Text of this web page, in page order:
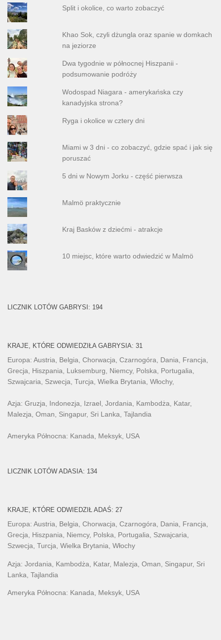
Split i okolice, co warto zobaczyć
Khao Sok, czyli dżungla oraz spanie w domkach
na jeziorze
Dwa tygodnie w północnej Hiszpanii -
podsumowanie podróży
Wodospad Niagara - amerykańska czy
kanadyjska strona?
Ryga i okolice w cztery dni
Miami w 3 dni - co zobaczyć, gdzie spać i jak się
poruszać
5 dni w Nowym Jorku - część pierwsza
Malmö praktycznie
Kraj Basków z dziećmi - atrakcje
10 miejsc, które warto odwiedzić w Malmö
LICZNIK LOTÓW GABRYSI: 194
KRAJE, KTÓRE ODWIEDZIŁA GABRYSIA: 31
Europa: Austria, Belgia, Chorwacja, Czarnogóra, Dania, Francja,
Grecja, Hiszpania, Luksemburg, Niemcy, Polska, Portugalia,
Szwajcaria, Szwecja, Turcja, Wielka Brytania, Włochy,
Azja: Gruzja, Indonezja, Izrael, Jordania, Kambodża, Katar,
Malezja, Oman, Singapur, Sri Lanka, Tajlandia
Ameryka Północna: Kanada, Meksyk, USA
LICZNIK LOTÓW ADASIA: 134
KRAJE, KTÓRE ODWIEDZIŁ ADAŚ: 27
Europa: Austria, Belgia, Chorwacja, Czarnogóra, Dania, Francja,
Grecja, Hiszpania, Niemcy, Polska, Portugalia, Szwajcaria,
Szwecja, Turcja, Wielka Brytania, Włochy
Azja: Jordania, Kambodża, Katar, Malezja, Oman, Singapur, Sri
Lanka, Tajlandia
Ameryka Północna: Kanada, Meksyk, USA